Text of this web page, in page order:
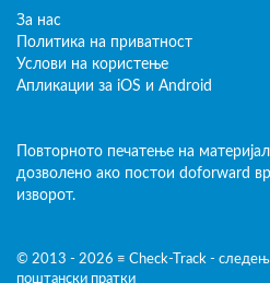
За нас
Политика на приватност
Услови на користење
Апликации за iOS и Android
Повторното печатење на
дозволено ако постои doforward
изворот.
© 2013 - 2026 ≡ Check-Track -
поштански пратки